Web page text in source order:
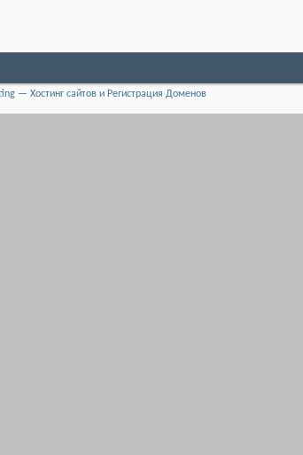
— Хостинг сайтов и Регистрация Доменов